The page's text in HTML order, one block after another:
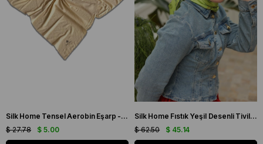
Silk Home Tensel Aerobin Eşarp - 77001 - 00 Açık Krem
$ 5.00
$ 27.78
Silk Home Fıstık Yeşil Desenli Tivil İpek Eşarp 11433-24
$ 45.14
$ 62.50